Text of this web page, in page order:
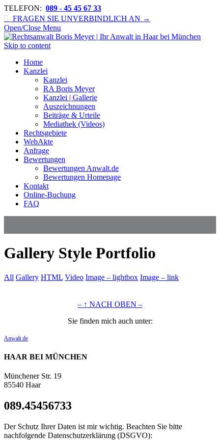
TELEFON: 089 - 45 45 67 33

FRAGEN SIE UNVERBINDLICH AN →
Open/Close Menu
Skip to content
Home
Kanzlei
Kanzlei
RA Boris Meyer
Kanzlei | Gallerie
Auszeichnungen
Beiträge & Urteile
Mediathek (Videos)
Rechtsgebiete
WebAkte
Anfrage
Bewertungen
Bewertungen Anwalt.de
Bewertungen Homepage
Kontakt
Online-Buchung
FAQ
Gallery Style Portfolio
All Gallery HTML Video Image – lightbox Image – link
– ↑ NACH OBEN –
Sie finden mich auch unter:
Anwalt.de
HAAR BEI MÜNCHEN
Münchener Str. 19
85540 Haar
089.45456733
Der Schutz Ihrer Daten ist mir wichtig. Beachten Sie bitte
nachfolgende Datenschutzerklärung (DSGVO):